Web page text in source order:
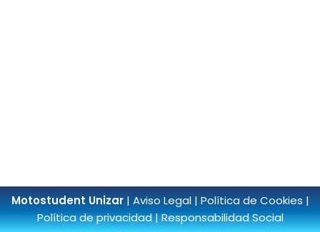
Motostudent Unizar|Aviso Legal|Política de Cookies|
Política de privacidad|Responsabilidad Social